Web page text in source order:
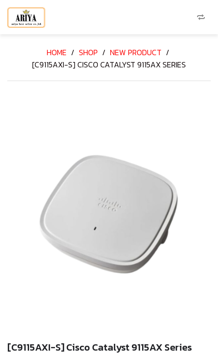
HOME / SHOP / NEW PRODUCT /
[C9115AXI-S] CISCO CATALYST 9115AX SERIES
[C9115AXI-S] Cisco Catalyst 9115AX Series